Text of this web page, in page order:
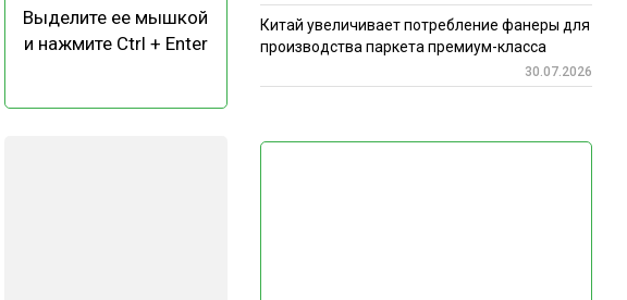
Выделите ее мышкой
и нажмите Ctrl + Enter
Китай увеличивает потребление фанеры для
производства паркета премиум-класса
30.07.2026